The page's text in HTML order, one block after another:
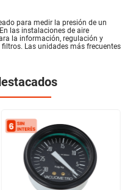
para medir la presión de un
las instalaciones de aire
la información, regulación y
Las unidades más frecuentes